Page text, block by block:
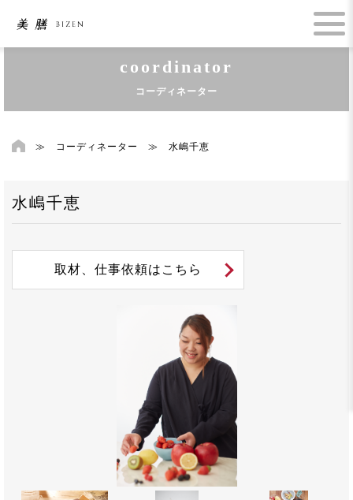
coordinator
コーディネーター
≫ コーディネーター ≫ 水嶋千恵
水嶋千恵
取材、仕事依頼はこちら